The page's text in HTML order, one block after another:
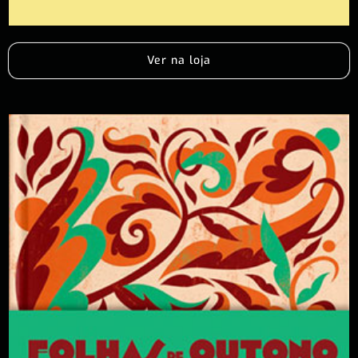
Ver na loja